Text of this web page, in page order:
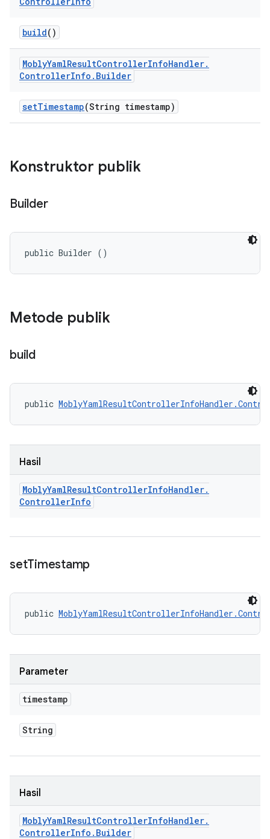
build()
MoblyYamlResultControllerInfoHandler.
ControllerInfo . Builder
setTimestamp(String timestamp)
Konstruktor publik
Builder
public Builder ()
Metode publik
build
public
Hasil
MoblyYamlResultControllerInfoHandler.
ControllerInfo
setTimestamp
public
Parameter
timestamp
String
Hasil
MoblyYamlResultControllerInfoHandler.
ControllerInfo . Builder